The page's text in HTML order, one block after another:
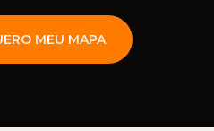
MEU MAPA